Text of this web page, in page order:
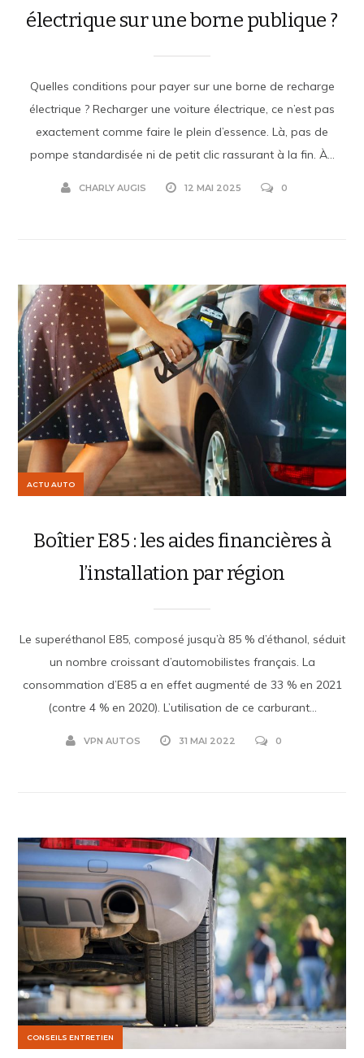
électrique sur une borne publique ?
Quelles conditions pour payer sur une borne de recharge
électrique ? Recharger une voiture électrique, ce n’est pas
exactement comme faire le plein d’essence. Là, pas de
pompe standardisée ni de petit clic rassurant à la fin. À...
CHARLY AUGIS 12 MAI 2025 0
ACTU AUTO
Boîtier E85 : les aides financières à
l’installation par région
Le superéthanol E85, composé jusqu’à 85 % d’éthanol, séduit
un nombre croissant d’automobilistes français. La
consommation d’E85 a en effet augmenté de 33 % en 2021
(contre 4 % en 2020). L’utilisation de ce carburant...
VPN AUTOS 31 MAI 2022 0
CONSEILS ENTRETIEN